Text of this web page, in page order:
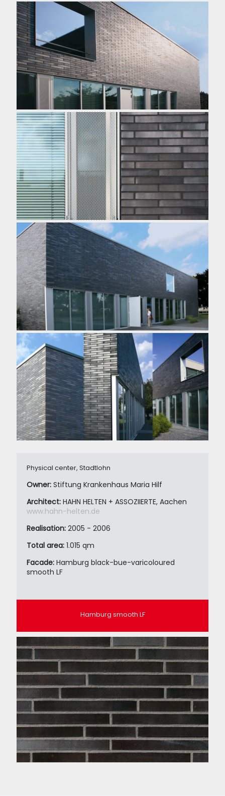
Physical center, Stadtlohn
Owner: Stiftung Krankenhaus Maria Hilf
Architect: HAHN HELTEN + ASSOZIIERTE, Aachen
www.hahn-helten.de
Realisation: 2005 - 2006
Total area: 1.015 qm
Facade: Hamburg black-bue-varicoloured
smooth LF
Hamburg smooth LF